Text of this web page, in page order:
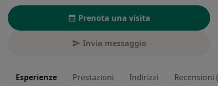
Prenota una visita
Invia messaggio
Esperienze Prestazioni Indirizzi Recensioni